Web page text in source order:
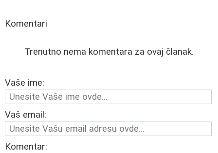
Komentari
Trenutno nema komentara za ovaj članak.
Vaše ime:
Vaš email:
Komentar: